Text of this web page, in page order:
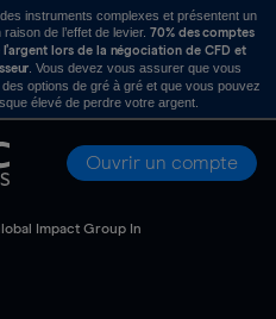
instruments complexes et présentent un
de l’effet de levier. 70% des comptes
lors de la négociation de CFD et
. Vous devez vous assurer que vous
options de gré à gré et que vous pouvez
élevé de perdre votre argent.
Ouvrir un compte
Impact Group In